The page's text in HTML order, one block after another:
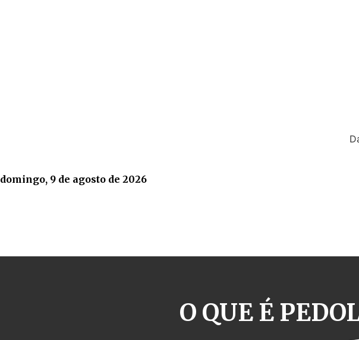
domingo, 9 de agosto de 2026
O QUE É